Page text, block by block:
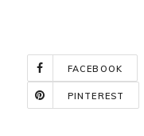
FACEBOOK
PINTEREST